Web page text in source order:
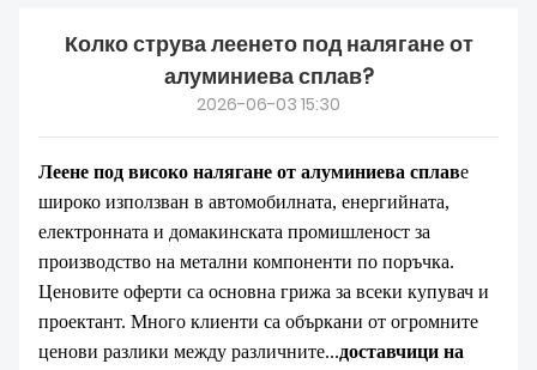
ПРОДУКТ
VISITA Á FÁBRICA
СВЪРЖЕТЕ СЕ С НАС
ЗА НАС
Колко струва леенето под налягане от
алуминиева сплав?
2026-06-03 15:30
Леене под високо налягане от алуминиева сплаве
широко използван в автомобилната, енергийната,
електронната и домакинската промишленост за
производство на метални компоненти по поръчка.
Ценовите оферти са основна грижа за всеки купувач и
проектант. Много клиенти са объркани от огромните
ценови разлики между различните...доставчици на